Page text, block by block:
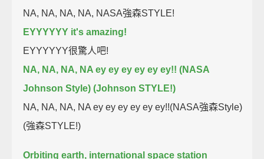
NA, NA, NA, NA, NASA強森STYLE!
EYYYYYY it's amazing!
EYYYYYY很驚人吧!
NA, NA, NA, NA ey ey ey ey ey ey!! (NASA
Johnson Style) (Johnson STYLE!)
NA, NA, NA, NA ey ey ey ey ey ey!!(NASA強森Style)
(強森STYLE!)
Orbiting earth, international space station